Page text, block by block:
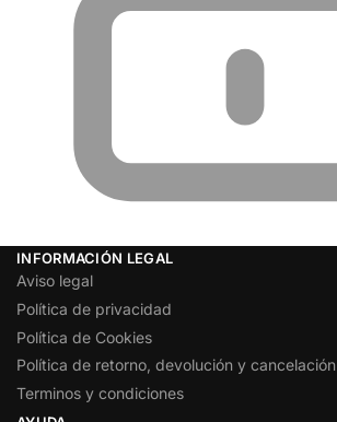
INFORMACIÓN LEGAL
Aviso legal
Política de privacidad
Política de Cookies
Política de retorno, devolución y cancelación
Terminos y condiciones